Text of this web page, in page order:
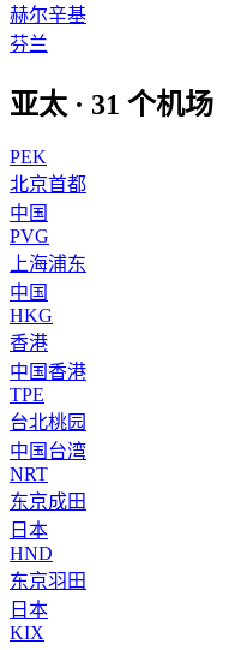
赫尔辛基
芬兰
亚太 · 31 个机场
PEK
北京首都
中国
PVG
上海浦东
中国
HKG
香港
中国香港
TPE
台北桃园
中国台湾
NRT
东京成田
日本
HND
东京羽田
日本
KIX